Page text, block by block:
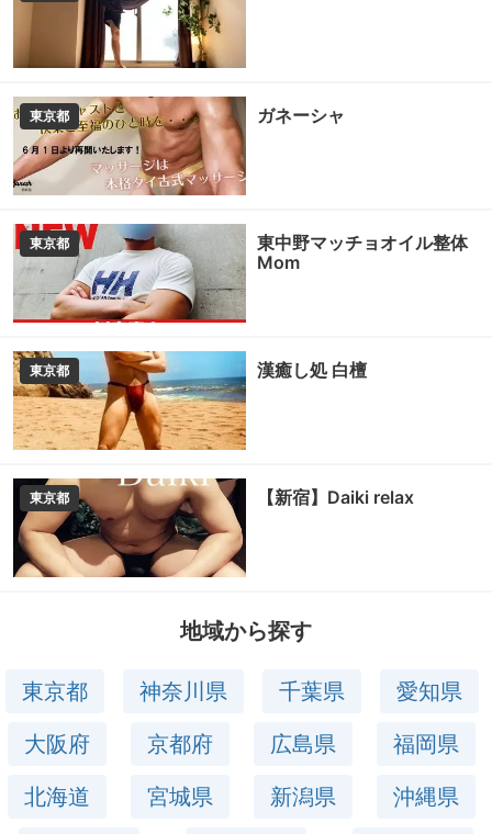
東京都 ガネーシャ
東京都
東中野マッチョオイル整体
Mom
東京都 漢癒し処 白檀
東京都 【新宿】Daiki relax
地域から探す
東京都 神奈川県 千葉県
愛知県
大阪府
京都府 広島県
福岡県
北海道
宮城県 新潟県
沖縄県